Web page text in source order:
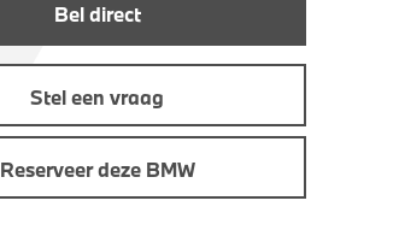
Bel direct
Stel een vraag
Reserveer deze BMW